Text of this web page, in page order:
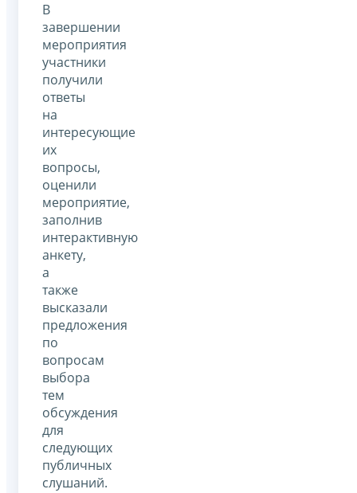
В
завершении
мероприятия
участники
получили
ответы
на
интересующие
их
вопросы,
оценили
мероприятие,
заполнив
интерактивную
анкету,
а
также
высказали
предложения
по
вопросам
выбора
тем
обсуждения
для
следующих
публичных
слушаний.